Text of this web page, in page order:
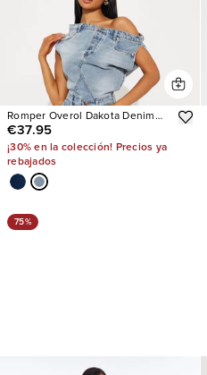
Romper Overol Dakota Denim
Jort
€37.95
¡30% en la colección! Precios ya
rebajados
75%